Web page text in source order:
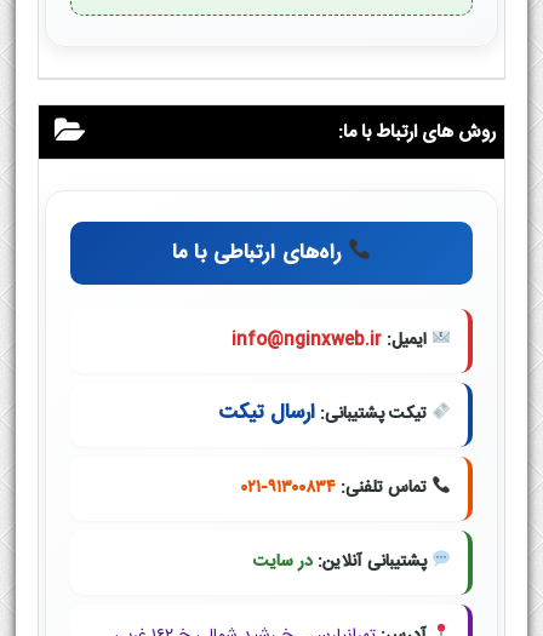
روش های ارتباط با ما:
راه‌های ارتباطی با ما
ایمیل: info@nginxweb.ir
تیکت پشتیبانی: ارسال تیکت
تماس تلفنی: ۰۲۱-۹۱۳۰۰۸۳۴
پشتیبانی آنلاین: در سایت